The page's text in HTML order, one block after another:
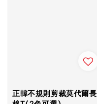
正韓不規則剪裁莫代爾長